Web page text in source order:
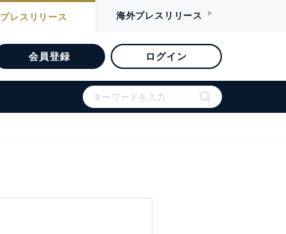
プレスリリース 海外プレスリリース
会員登録 ログイン